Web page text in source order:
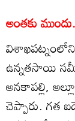
అంతకు
విశాఖపట్నంలోని
ఉన్నతసాయి
అనకాపల్లి,
చెప్పారు. గత